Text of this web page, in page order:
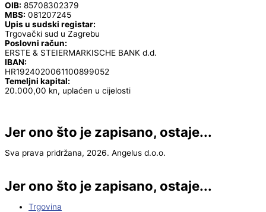
OIB: 85708302379
MBS: 081207245
Upis u sudski registar:
Trgovački sud u Zagrebu
Poslovni račun:
ERSTE & STEIERMARKISCHE BANK d.d.
IBAN:
HR1924020061100899052
Temeljni kapital:
20.000,00 kn, uplaćen u cijelosti
Jer ono što je zapisano, ostaje...
Sva prava pridržana, 2026. Angelus d.o.o.
Jer ono što je zapisano, ostaje...
Trgovina